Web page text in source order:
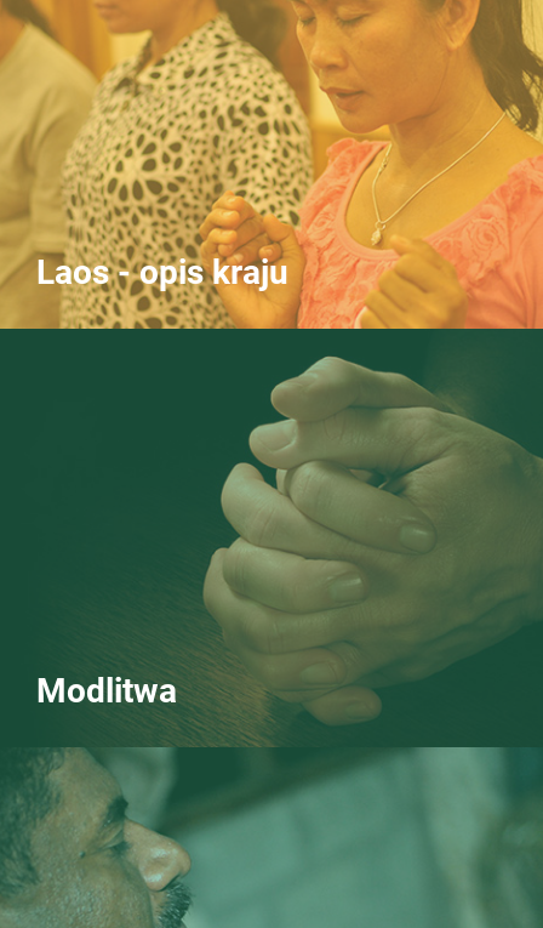
Laos - opis kraju
Modlitwa